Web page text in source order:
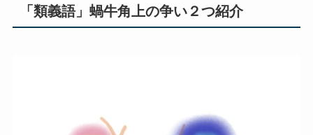
「類義語」蝸牛角上の争い２つ紹介